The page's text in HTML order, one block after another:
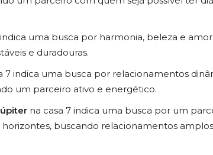
indica uma busca por harmonia, beleza e
e duradouras.
7 indica uma busca por relacionamentos
um parceiro ativo e energético.
na casa 7 indica uma busca por um
buscando relacionamentos